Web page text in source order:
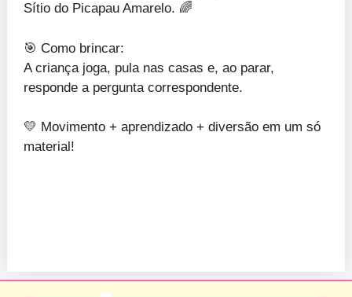
Sítio do Picapau Amarelo. 🌈
🎯 Como brincar:
A criança joga, pula nas casas e, ao parar,
responde a pergunta correspondente.
💛 Movimento + aprendizado + diversão em um só
material!